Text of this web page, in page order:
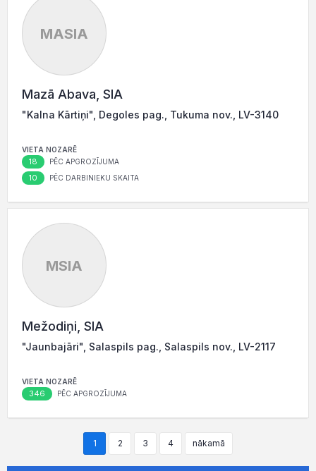
MASIA
Mazā Abava, SIA
"Kalna Kārtiņi", Degoles pag., Tukuma nov., LV-3140
VIETA NOZARĒ
18 PĒC APGROZĪJUMA
10 PĒC DARBINIEKU SKAITA
MSIA
Mežodiņi, SIA
"Jaunbajāri", Salaspils pag., Salaspils nov., LV-2117
VIETA NOZARĒ
346 PĒC APGROZĪJUMA
1 2 3 4 nākamā